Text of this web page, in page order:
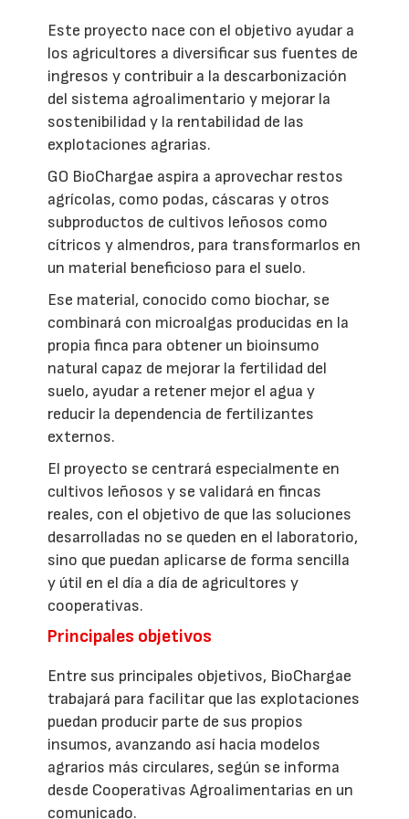
Este proyecto nace con el objetivo ayudar a
los agricultores a diversificar sus fuentes de
ingresos y contribuir a la descarbonización
del sistema agroalimentario y mejorar la
sostenibilidad y la rentabilidad de las
explotaciones agrarias.
GO BioChargae aspira a aprovechar restos
agrícolas, como podas, cáscaras y otros
subproductos de cultivos leñosos como
cítricos y almendros, para transformarlos en
un material beneficioso para el suelo.
Ese material, conocido como biochar, se
combinará con microalgas producidas en la
propia finca para obtener un bioinsumo
natural capaz de mejorar la fertilidad del
suelo, ayudar a retener mejor el agua y
reducir la dependencia de fertilizantes
externos.
El proyecto se centrará especialmente en
cultivos leñosos y se validará en fincas
reales, con el objetivo de que las soluciones
desarrolladas no se queden en el laboratorio,
sino que puedan aplicarse de forma sencilla
y útil en el día a día de agricultores y
cooperativas.
Principales objetivos
Entre sus principales objetivos, BioChargae
trabajará para facilitar que las explotaciones
puedan producir parte de sus propios
insumos, avanzando así hacia modelos
agrarios más circulares, según se informa
desde Cooperativas Agroalimentarias en un
comunicado.